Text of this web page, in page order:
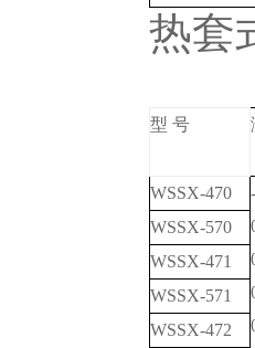
热套
型 号
WSSX-470
WSSX-570
WSSX-471
WSSX-571
WSSX-472